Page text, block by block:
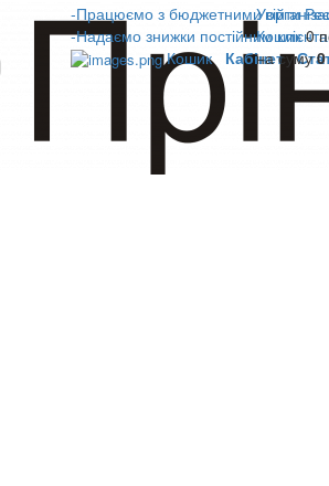
-Працюємо з бюджетними
-Надаємо знижки постійним
Кошик
Кабінет
Увійти
Кошик0
на суму0